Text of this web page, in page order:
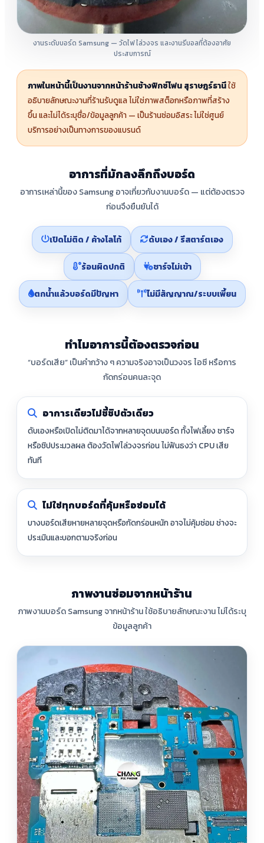
งานระดับบอร์ด Samsung — วัดไฟ ไล่วงจร และงานรีบอลที่ต้องอาศัย
ประสบการณ์
ภาพในหน้านี้เป็นงานจากหน้าร้านช้างฟิกซ์โฟน สุราษฎร์ธานีใช้
อธิบายลักษณะงานที่ร้านรับดูแล ไม่ใช่ภาพสต็อกหรือภาพที่สร้าง
ขึ้น และไม่ได้ระบุชื่อ/ข้อมูลลูกค้า — เป็นร้านซ่อมอิสระ ไม่ใช่ศูนย์
บริการอย่างเป็นทางการของแบรนด์
อาการที่มักลงลึกถึงบอร์ด
อาการเหล่านี้ของ Samsung อาจเกี่ยวกับงานบอร์ด — แต่ต้องตรวจ
ก่อนจึงยืนยันได้
เปิดไม่ติด / ค้างโลโก้ ดับเอง / รีสตาร์ตเอง
ร้อนผิดปกติ ชาร์จไม่เข้า
ตกน้ำแล้วบอร์ดมีปัญหา ไม่มีสัญญาณ/ระบบเพี้ยน
ทำไมอาการนี้ต้องตรวจก่อน
“บอร์ดเสีย” เป็นคำกว้าง ๆ ความจริงอาจเป็นวงจร ไอซี หรือการ
กัดกร่อนคนละจุด
อาการเดียวไม่ชี้ชิปตัวเดียว
ดับเองหรือเปิดไม่ติดมาได้จากหลายจุดบนบอร์ด ทั้งไฟเลี้ยง ชาร์จ
หรือชิปประมวลผล ต้องวัดไฟไล่วงจรก่อน ไม่ฟันธงว่า CPU เสีย
ทันที
ไม่ใช่ทุกบอร์ดที่คุ้มหรือซ่อมได้
บางบอร์ดเสียหายหลายจุดหรือกัดกร่อนหนัก อาจไม่คุ้มซ่อม ช่างจะ
ประเมินและบอกตามจริงก่อน
ภาพงานซ่อมจากหน้าร้าน
ภาพงานบอร์ด Samsung จากหน้าร้าน ใช้อธิบายลักษณะงาน ไม่ได้ระบุ
ข้อมูลลูกค้า